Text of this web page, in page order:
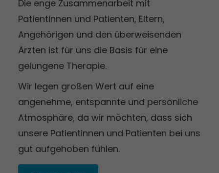
Die enge Zusammenarbeit mit
Patientinnen und Patienten, Eltern,
Angehörigen und den überweisenden
Ärzten ist für uns die Basis für eine
gelungene Therapie.
Wir legen großen Wert auf eine
angenehme, entspannte und persönliche
Atmosphäre, da wir möchten, dass sich
unsere Patientinnen und Patienten bei uns
gut aufgehoben fühlen.